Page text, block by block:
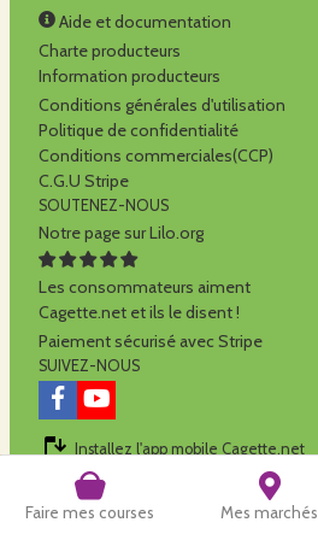
Faire mes courses Mes marchés
Aide et documentation
Charte producteurs
Information producteurs
Conditions générales d'utilisation
Politique de confidentialité
Conditions commerciales(CCP)
C.G.U Stripe
SOUTENEZ-NOUS
Notre page sur Lilo.org
Les consommateurs aiment
Cagette.net et ils le disent !
Paiement sécurisé avec Stripe
SUIVEZ-NOUS
Installez l'app mobile Cagette.net
Cagette.net est réalisé par la SCOP Alilo